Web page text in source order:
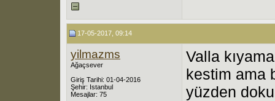
17-05-2017, 09:14
yilmazms
Ağaçsever
Giriş Tarihi: 01-04-2016
Şehir: Istanbul
Mesajlar: 75
Valla
kestim ama
yüzden